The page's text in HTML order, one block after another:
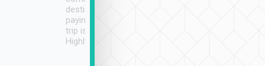
destination details and
paying online prior to the
trip is very convenient.
Highly recommended